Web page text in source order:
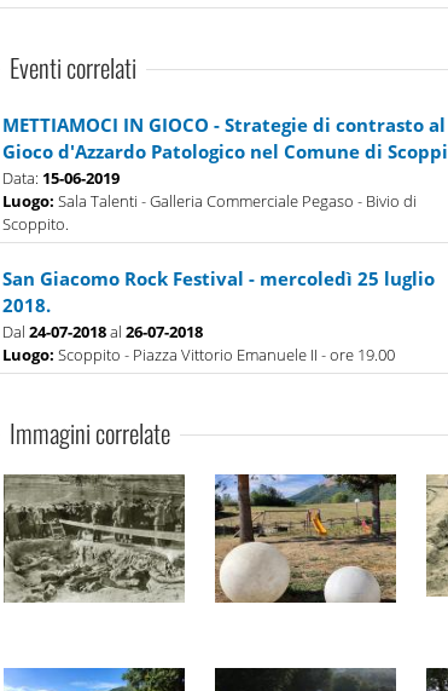
Eventi correlati
METTIAMOCI IN GIOCO - Strategie di contrasto al
Gioco d'Azzardo Patologico nel Comune di
Data: 15-06-2019
Luogo: Sala Talenti - Galleria Commerciale Pegaso - Bivio di
Scoppito.
San Giacomo Rock Festival - mercoledì 25 luglio
2018.
Dal 24-07-2018al 26-07-2018
Luogo: Scoppito - Piazza Vittorio Emanuele II - ore 19.00
Immagini correlate